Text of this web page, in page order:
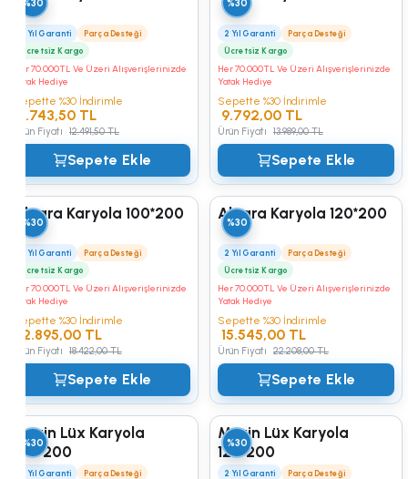
Kampüs
2 Yıl Garanti
Parça Desteği
Ücretsiz Kargo
Her 70.000TL Ve Üzeri Alışverişlerinizde
Yatak Hediye
%30
Sepette %30 İndirimle
8.743,50 TL
Ürün Fiyatı 12.491,50 TL
Sepete Ekle
2 Yıl Garanti
Parça Desteği
Ücretsiz Kargo
Her 70.000TL Ve Üzeri Alışverişlerinizde
Yatak Hediye
%30
Sepette %30 İndirimle
9.792,00 TL
Ürün Fiyatı 13.989,00 TL
Sepete Ekle
Alegra Karyola 100*200
2 Yıl Garanti
Parça Desteği
Ücretsiz Kargo
Her 70.000TL Ve Üzeri Alışverişlerinizde
Yatak Hediye
%30
Sepette %30 İndirimle
12.895,00 TL
Ürün Fiyatı 18.422,00 TL
Sepete Ekle
Alegra Karyola 120*200
2 Yıl Garanti
Parça Desteği
Ücretsiz Kargo
Her 70.000TL Ve Üzeri Alışverişlerinizde
Yatak Hediye
%30
Sepette %30 İndirimle
15.545,00 TL
Ürün Fiyatı 22.208,00 TL
Sepete Ekle
Marin Lüx Karyola
100*200
2 Yıl Garanti
Parça Desteği
%30
Marin Lüx Karyola
120*200
2 Yıl Garanti
Parça Desteği
%30